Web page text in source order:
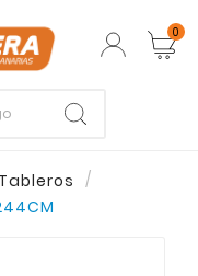
0
Tableros